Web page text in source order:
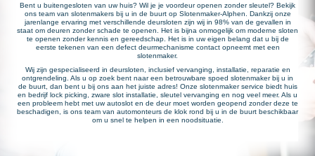
Bent u buitengesloten van uw huis? Wil je je voordeur openen zonder sleutel? Bekijk
ons team van slotenmakers bij u in de buurt op Slotenmaker-Alphen. Dankzij onze
jarenlange ervaring met verschillende deursloten zijn wij in 98% van de gevallen in
staat om deuren zonder schade te openen. Het is bijna onmogelijk om moderne sloten
te openen zonder kennis en gereedschap. Het is in uw eigen belang dat u bij de
eerste tekenen van een defect deurmechanisme contact opneemt met een
slotenmaker.
Wij zijn gespecialiseerd in deursloten, inclusief vervanging, installatie, reparatie en
ontgrendeling. Als u op zoek bent naar een betrouwbare spoed slotenmaker bij u in
de buurt, dan bent u bij ons aan het juiste adres! Onze slotenmaker service biedt huis
en bedrijf lock picking, zware slot installatie, sleutel vervanging en nog veel meer. Als u
een probleem hebt met uw autoslot en de deur moet worden geopend zonder deze te
beschadigen, is ons team van automonteurs de klok rond bij u in de buurt beschikbaar
om u snel te helpen in een noodsituatie.